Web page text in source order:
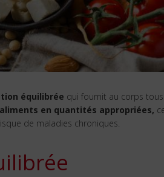
équilibrée qui fournit au corps
en quantités appropriées,
de maladies chroniques.